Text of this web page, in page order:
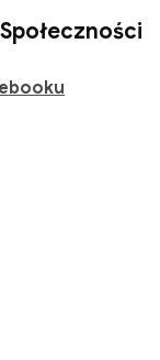
prezentacja
rodzimych